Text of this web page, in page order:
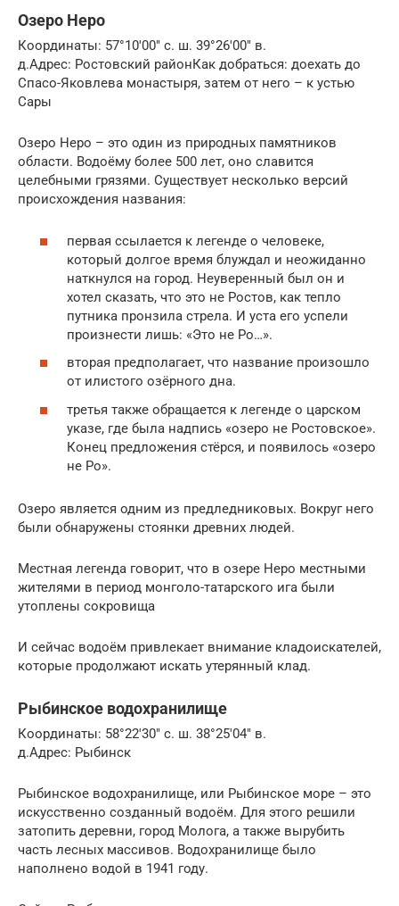
Озеро Неро
Координаты: 57°10′00″ с. ш. 39°26′00″ в.
д.Адрес: Ростовский районКак добраться: доехать до
Спасо-Яковлева монастыря, затем от него – к устью
Сары
Озеро Неро – это один из природных памятников
области. Водоёму более 500 лет, оно славится
целебными грязями. Существует несколько версий
происхождения названия:
первая ссылается к легенде о человеке,
который долгое время блуждал и неожиданно
наткнулся на город. Неуверенный был он и
хотел сказать, что это не Ростов, как тепло
путника пронзила стрела. И уста его успели
произнести лишь: «Это не Ро…».
вторая предполагает, что название произошло
от илистого озёрного дна.
третья также обращается к легенде о царском
указе, где была надпись «озеро не Ростовское».
Конец предложения стёрся, и появилось «озеро
не Ро».
Озеро является одним из предледниковых. Вокруг него
были обнаружены стоянки древних людей.
Местная легенда говорит, что в озере Неро местными
жителями в период монголо-татарского ига были
утоплены сокровища
И сейчас водоём привлекает внимание кладоискателей,
которые продолжают искать утерянный клад.
Рыбинское водохранилище
Координаты: 58°22′30″ с. ш. 38°25′04″ в.
д.Адрес: Рыбинск
Рыбинское водохранилище, или Рыбинское море – это
искусственно созданный водоём. Для этого решили
затопить деревни, город Молога, а также вырубить
часть лесных массивов. Водохранилище было
наполнено водой в 1941 году.